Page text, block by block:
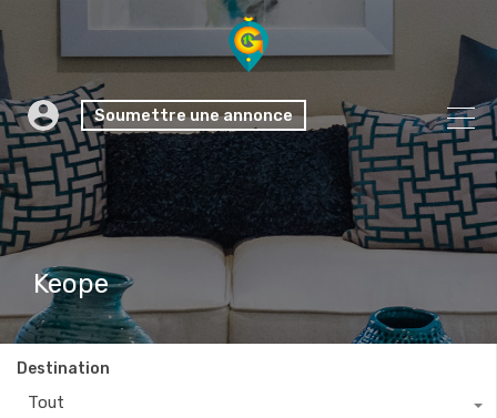
Soumettre une annonce
Keope
Destination
Tout